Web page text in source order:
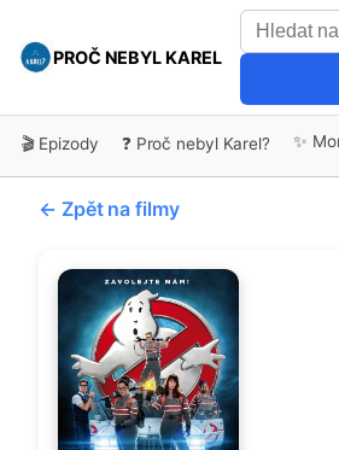
PROČ NEBYL KAREL
🎬 Epizody ❓ Proč nebyl Karel? ✨
← Zpět na filmy